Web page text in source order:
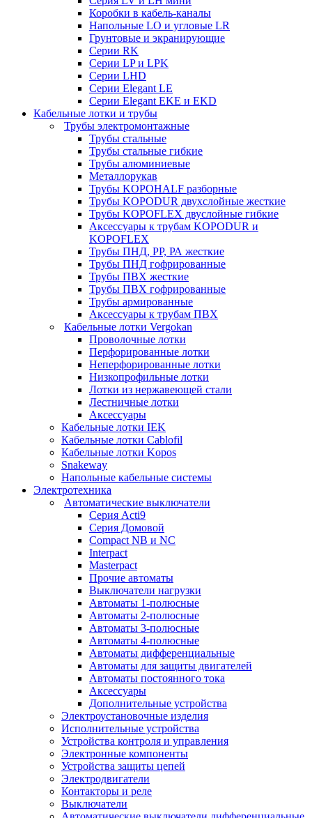
Коробки в кабель-каналы
Напольные LO и угловые LR
Грунтовые и экранирующие
Серии RK
Серии LP и LPK
Серии LHD
Серии Elegant LE
Серии Elegant EKE и EKD
Кабельные лотки и трубы
Трубы электромонтажные
Трубы стальные
Трубы стальные гибкие
Трубы алюминиевые
Металлорукав
Трубы KOPOHALF разборные
Трубы KOPODUR двухслойные жесткие
Трубы KOPOFLEX двуслойные гибкие
Аксессуары к трубам KOPODUR и
KOPOFLEX
Трубы ПНД, РР, РА жесткие
Трубы ПНД гофрированные
Трубы ПВХ жесткие
Трубы ПВХ гофрированные
Трубы армированные
Аксессуары к трубам ПВХ
Кабельные лотки Vergokan
Проволочные лотки
Перфорированные лотки
Неперфорированные лотки
Низкопрофильные лотки
Лотки из нержавеющей стали
Лестничные лотки
Аксессуары
Кабельные лотки IEK
Кабельные лотки Cablofil
Кабельные лотки Kopos
Snakeway
Напольные кабельные системы
Электротехника
Автоматические выключатели
Серия Acti9
Серия Домовой
Compact NB и NC
Interpact
Masterpact
Прочие автоматы
Выключатели нагрузки
Автоматы 1-полюсные
Автоматы 2-полюсные
Автоматы 3-полюсные
Автоматы 4-полюсные
Автоматы дифференциальные
Автоматы для защиты двигателей
Автоматы постоянного тока
Аксессуары
Дополнительные устройства
Электроустановочные изделия
Исполнительные устройства
Устройства контроля и управления
Электронные компоненты
Устройства защиты цепей
Электродвигатели
Контакторы и реле
Выключатели